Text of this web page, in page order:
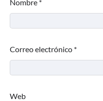
Nombre *
Correo electrónico *
Web